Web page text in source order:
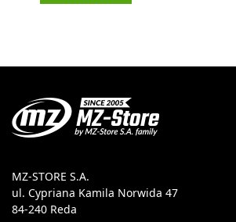
MZ-STORE S.A.
ul. Cypriana Kamila Norwida 47
84-240 Reda